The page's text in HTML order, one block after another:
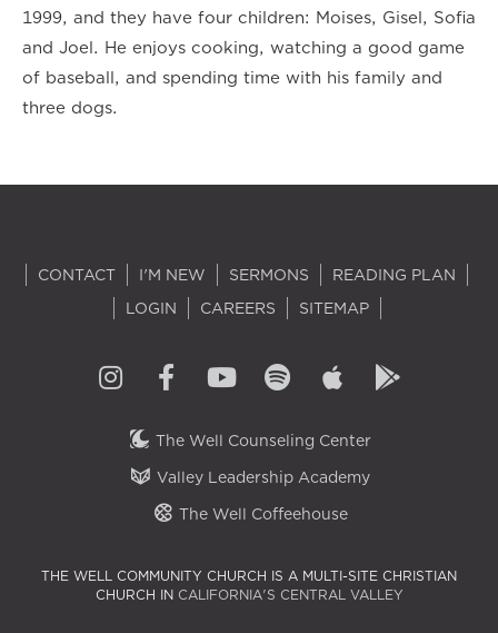
1999, and they have four children: Moises, Gisel, Sofia
and Joel. He enjoys cooking, watching a good game
of baseball, and spending time with his family and
three dogs.
CONTACT I'M NEW SERMONS
READING PLAN
LOGIN
CAREERS SITEMAP
The Well Counseling Center
Valley Leadership Academy
The Well Coffeehouse
THE WELL COMMUNITY CHURCH IS A MULTI-SITE CHRISTIAN
CHURCH IN CALIFORNIA'S CENTRAL VALLEY